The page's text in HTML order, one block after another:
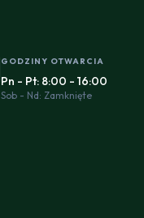
GODZINY OTWARCIA
Pn - Pt: 8:00 - 16:00
Sob - Nd: Zamknięte